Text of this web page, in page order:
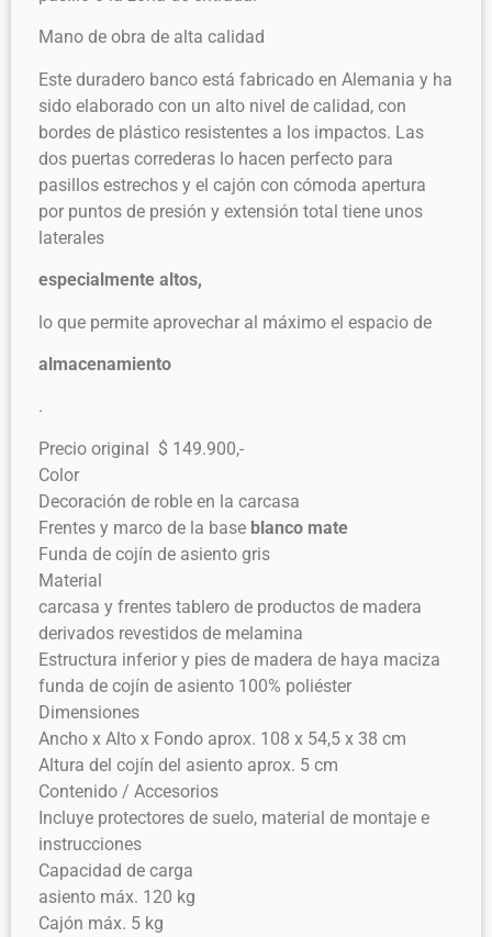
Mano de obra de alta calidad
Este duradero banco está fabricado en Alemania y ha
sido elaborado con un alto nivel de calidad, con
bordes de plástico resistentes a los impactos. Las
dos puertas correderas lo hacen perfecto para
pasillos estrechos y el cajón con cómoda apertura
por puntos de presión y extensión total tiene unos
laterales
especialmente altos,
lo que permite aprovechar al máximo el espacio de
almacenamiento
.
Precio original $ 149.900,-
Color
Decoración de roble en la carcasa
Frentes y marco de la base blanco mate
Funda de cojín de asiento gris
Material
carcasa y frentes tablero de productos de madera
derivados revestidos de melamina
Estructura inferior y pies de madera de haya maciza
funda de cojín de asiento 100% poliéster
Dimensiones
Ancho x Alto x Fondo aprox. 108 x 54,5 x 38 cm
Altura del cojín del asiento aprox. 5 cm
Contenido / Accesorios
Incluye protectores de suelo, material de montaje e
instrucciones
Capacidad de carga
asiento máx. 120 kg
Cajón máx. 5 kg